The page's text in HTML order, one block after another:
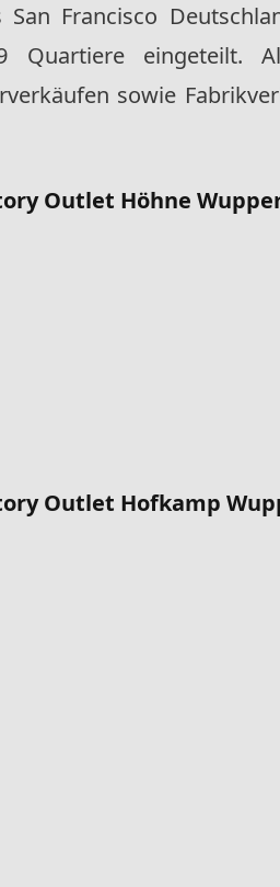
Francisco
Quartiere eingeteilt.
sowie
Outlet Höhne
Outlet Hofkamp